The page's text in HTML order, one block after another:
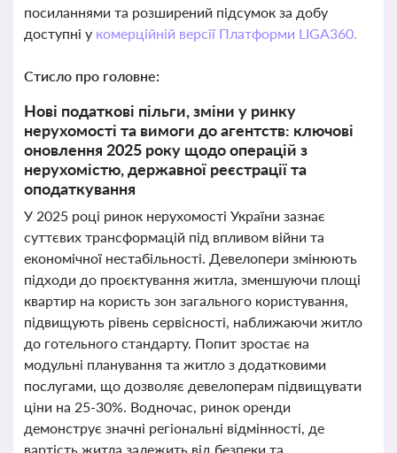
посиланнями та розширений підсумок за добу
доступні у комерційній версії Платформи LIGA360.
Стисло про головне:
Нові податкові пільги, зміни у ринку
нерухомості та вимоги до агентств: ключові
оновлення 2025 року щодо операцій з
нерухомістю, державної реєстрації та
оподаткування
У 2025 році ринок нерухомості України зазнає
суттєвих трансформацій під впливом війни та
економічної нестабільності. Девелопери змінюють
підходи до проєктування житла, зменшуючи площі
квартир на користь зон загального користування,
підвищують рівень сервісності, наближаючи житло
до готельного стандарту. Попит зростає на
модульні планування та житло з додатковими
послугами, що дозволяє девелоперам підвищувати
ціни на 25-30%. Водночас, ринок оренди
демонструє значні регіональні відмінності, де
вартість житла залежить від безпеки та